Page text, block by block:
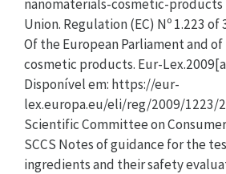
nanomaterials-cosmetic-products
Union. Regulation (EC) Nº 1.223
Of the European Parliament and
cosmetic products. Eur-
Disponível em: https://eur-
lex.europa.eu/eli/reg/2009/1223/
Scientific Committee on Consumer
SCCS Notes of guidance for the
ingredients and their safety